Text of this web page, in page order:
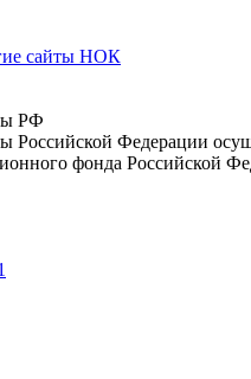
сайты НОК
РФ
Российской Федерации
фонда Российской